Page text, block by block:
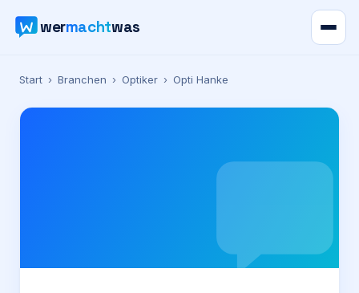
wermachtwas
Verzeichnis
Karte
Start › Branchen › Optiker › Opti Hanke